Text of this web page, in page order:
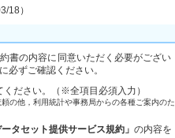
18）
書の内容に同意いただく必要がござい
必ずご確認ください。
ださい。（※全項目必須入力）
の他，利用統計や事務局からの各種ご案内のた
ータセット提供サービス規約」 の内容を